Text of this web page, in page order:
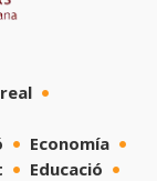
Economía
Educació